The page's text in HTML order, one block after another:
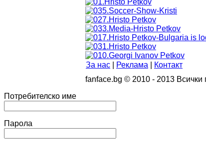
За нас Реклама
Контакт
fanface.bg © 2010 - 2013 Всички
Потребителско име
Парола